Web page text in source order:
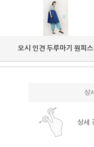
모시 인견 두루마기 원피스
상
상세